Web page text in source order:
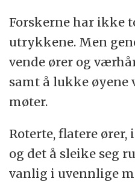
Forskerne har ikke
utrykkene. Men
vende ører og
samt å lukke øyene
møter.
Roterte, flatere
og det å sleike seg
vanlig i uvennlige